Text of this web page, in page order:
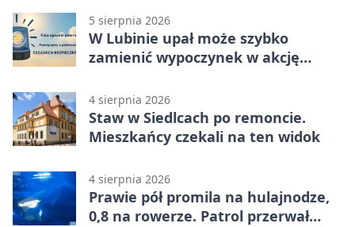
5 sierpnia 2026
W Lubinie upał może szybko
zamienić wypoczynek w akcję
4 sierpnia 2026
Staw w Siedlcach po remoncie.
Mieszkańcy czekali na ten widok
4 sierpnia 2026
Prawie pół promila na hulajnodze,
0,8 na rowerze. Patrol przerwał